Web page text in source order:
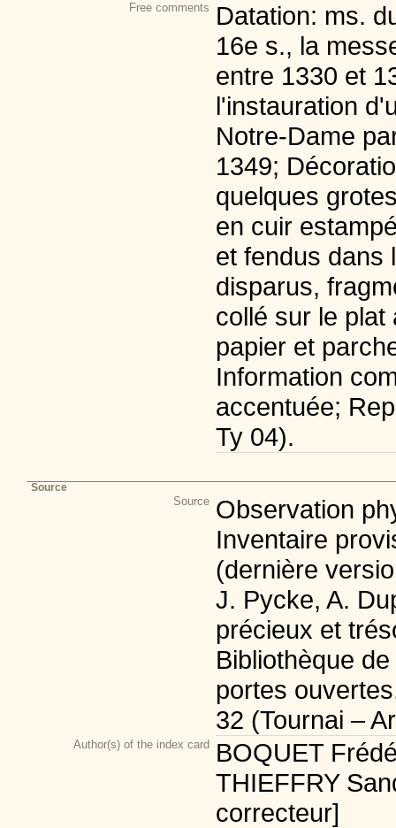
Free comments
Datation: ms.
16e s., la
entre 1330 et
l'instauration
Notre-Dame
1349;
quelques
en cuir
et fendus dans
disparus,
collé sur le plat
papier et
Information
accentuée;
Ty 04).
Source
Source Observation
Inventaire
(dernière
J. Pycke, A.
précieux et
Bibliothèque
portes
32 (Tournai –
Author(s) of the index card
BOQUET
THIEFFRY
correcteur]